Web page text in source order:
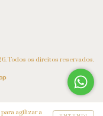
para agilizar a
Todos os direitos reservados.